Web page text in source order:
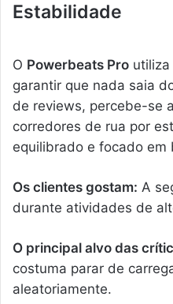
Estabilidade
O Powerbeats Pro
garantir que nada saia
de reviews, percebe-se
corredores de rua por
equilibrado e focado em
Os clientes gostam: A
durante atividades de
O principal alvo das
costuma parar de
aleatoriamente.